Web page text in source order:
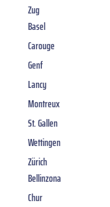
Zug
Basel
Carouge
Genf
Lancy
Montreux
St. Gallen
Wettingen
Zürich
Bellinzona
Chur